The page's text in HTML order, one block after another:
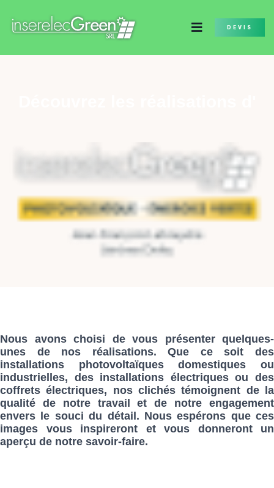
DEVIS
Nous avons choisi de vous présenter quelques-
unes de nos réalisations. Que ce soit des
installations photovoltaïques domestiques ou
industrielles, des installations électriques ou des
coffrets électriques, nos clichés témoignent de la
qualité de notre travail et de notre engagement
envers le souci du détail. Nous espérons que ces
images vous inspireront et vous donneront un
aperçu de notre savoir-faire.